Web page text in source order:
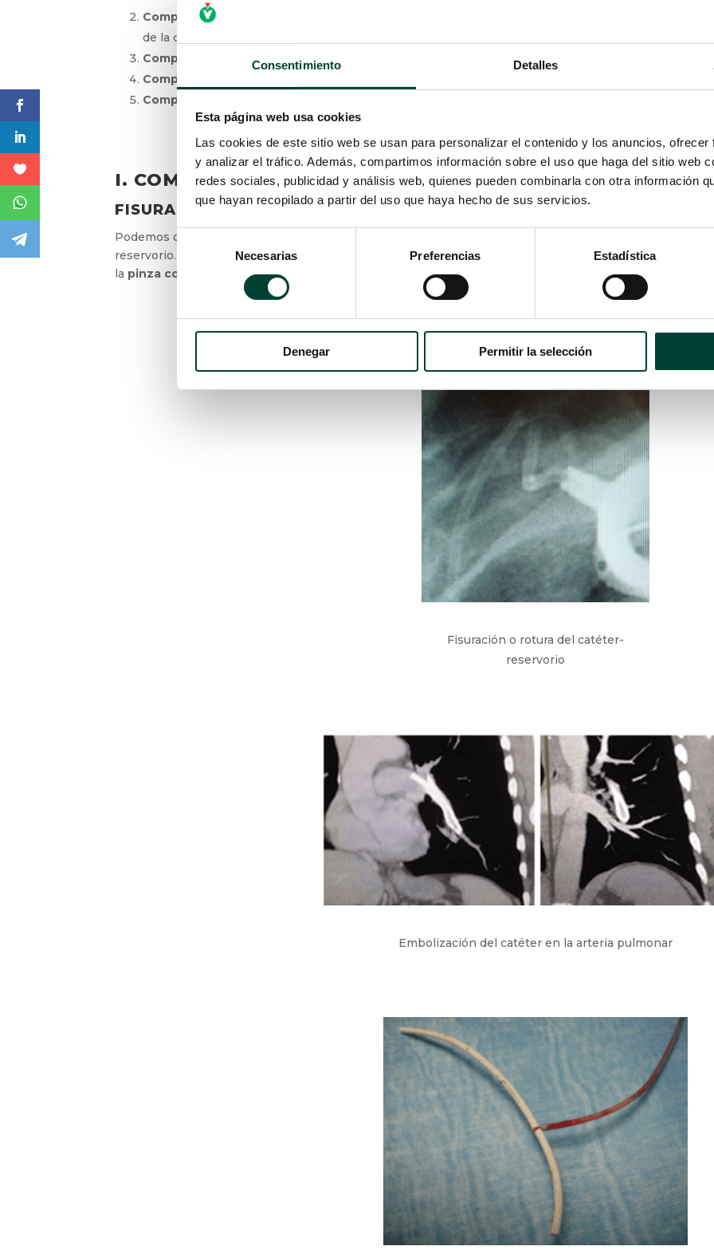
Consentimiento Detalles
Esta página web usa cookies
Las cookies de este sitio web se usan para personalizar el contenido y los anuncios,
y analizar el tráfico. Además, compartimos información sobre el uso que haga del sitio web
redes sociales, publicidad y análisis web, quienes pueden combinarla con otra información
que hayan recopilado a partir del uso que haya hecho de sus servicios.
Selección
consentimiento
Necesarias Preferencias Estadística
Denegar Permitir la selección
Complicaciones relacionadas con la colocación
: volteo del reservorio, punción
de la cámara
Complicaciones relacionadas con la colocación
Complicaciones relacionadas con la retirada
Complicaciones inevitables
I. COMPLICACIONES RELACIONADAS CON LA
FISURACIÓN O ROTURA
Podemos observar unfenómeno de fisuracióno incluso deroturaa lo largo del trayecto del catéter
reservorio. La mayoría de las veces se debe al
síndrome de pinch-off que se produce durante el
en lapinza costoclavicular
Fisuración o rotura del catéter-
reservorio
Embolización del catéter en la arteria pulmonar